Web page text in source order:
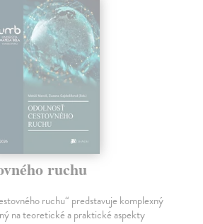
ruchu
ruchu“ predstavuje komplexný
na teoretické a praktické aspekty